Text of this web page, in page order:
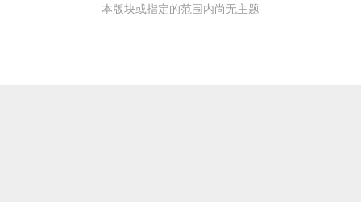
本版块或指定的范围内尚无主题